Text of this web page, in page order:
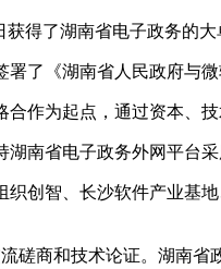
了湖南省电子政务的大
《湖南省人民政府与微
为起点，通过资本、技
省电子政务外网平台采
智、长沙软件产业基地
商和技术论证。湖南省